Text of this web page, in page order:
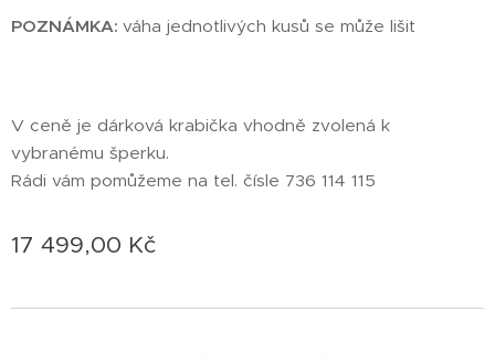
POZNÁMKA: váha jednotlivých kusů se může lišit
V ceně je dárková krabička vhodně zvolená k
vybranému šperku.
Rádi vám pomůžeme na tel. čísle 736 114 115
17 499,00 Kč